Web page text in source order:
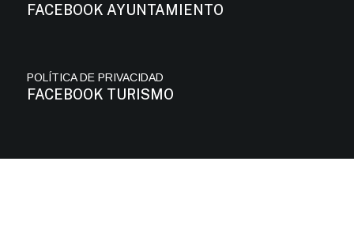
FACEBOOK AYUNTAMIENTO
POLÍTICA DE PRIVACIDAD
FACEBOOK TURISMO